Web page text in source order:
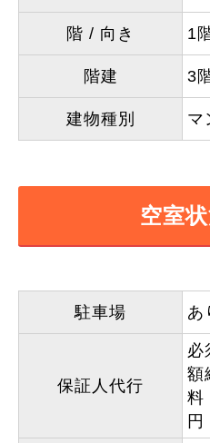
階 / 向き 1
階建 3
建物種別 マ
空室
駐車場 あ
保証人代行
必
額
料
円